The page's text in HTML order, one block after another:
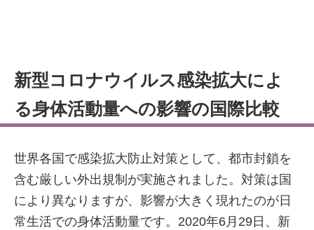
新型コロナウイルス感染拡大によ
る身体活動量への影響の国際比較
世界各国で感染拡大防止対策として、都市封鎖を
含む厳しい外出規制が実施されました。対策は国
により異なりますが、影響が大きく現れたのが日
常生活での身体活動量です。2020年6月29日、新